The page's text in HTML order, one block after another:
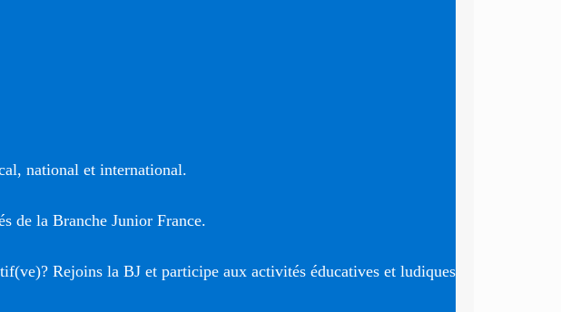
national et international.
de la Branche Junior France.
Rejoins la BJ et participe aux activités éducatives et ludiques